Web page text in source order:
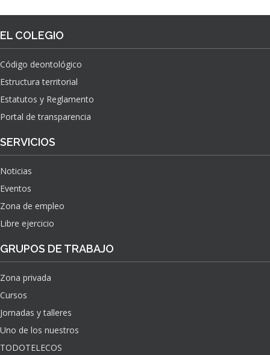
EL COLEGIO
Código deontológico
Estructura territorial
Estatutos y Reglamento
Portal de transparencia
SERVICIOS
Noticias
Eventos
Zona de empleo
Libre ejercicio
GRUPOS DE TRABAJO
Zona privada
Cursos
Jornadas y talleres
Uno de los nuestros
TODOTELECOS